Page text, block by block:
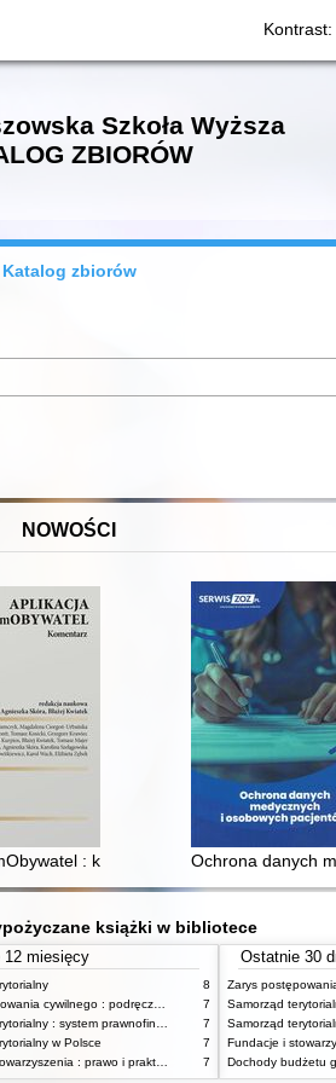
Kontrast:
Szkoła Wyższa
ZBIORÓW
Katalog zbiorów
NOWOŚCI
rozwoju : komentarz Ochrona danych
książki w bibliotece
12 miesięcy
8
7
7
w Polsce
7
7
Ostatnie 30
Samorząd
Dochody budżetu